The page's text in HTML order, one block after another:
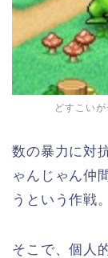
どすこい
数の暴力に対
ゃんじゃん仲
うという作戦。
そこで、個人